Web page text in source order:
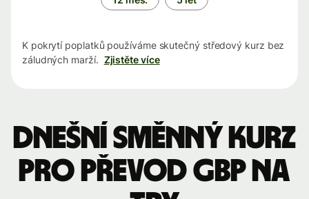
K pokrytí poplatků používáme skutečný středový kurz bez
záludných marží. Zjistěte více
Dnešní směnný kurz
pro převod GBP na